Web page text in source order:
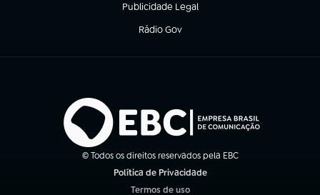
Publicidade Legal
(abre em nova aba)
Rádio Gov
(abre em nova aba)
© Todos os direitos reservados pela EBC
Política de Privacidade
Termos de uso